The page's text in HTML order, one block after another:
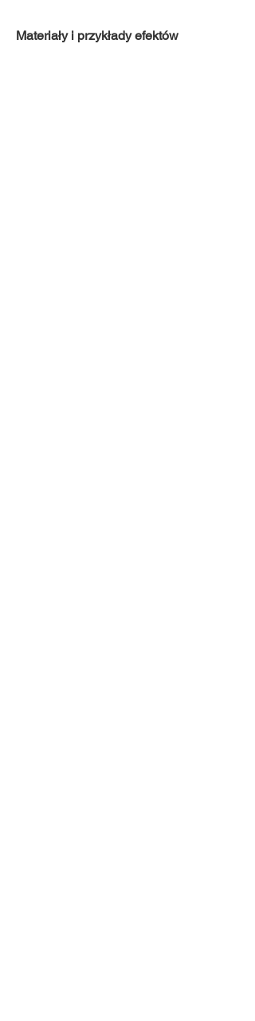
Materiały i przykłady efektów